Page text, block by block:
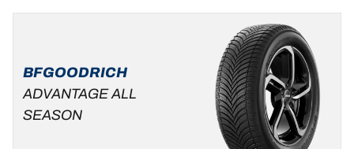
BFGOODRICH
ADVANTAGE ALL
SEASON